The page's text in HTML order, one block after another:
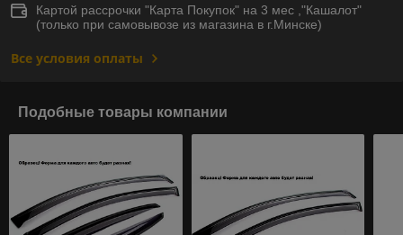
Картой рассрочки "Карта Покупок" на 3 мес ,"Кашалот"
(только при самовывозе из магазина в г.Минске)
Все условия оплаты
Подобные товары компании